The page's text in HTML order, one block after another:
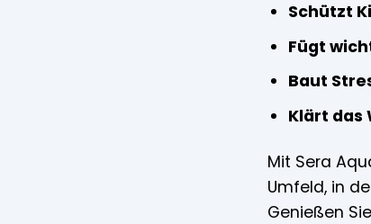
Schützt
Fügt
Baut
Klärt das
Mit Sera
Umfeld, in
Genießen